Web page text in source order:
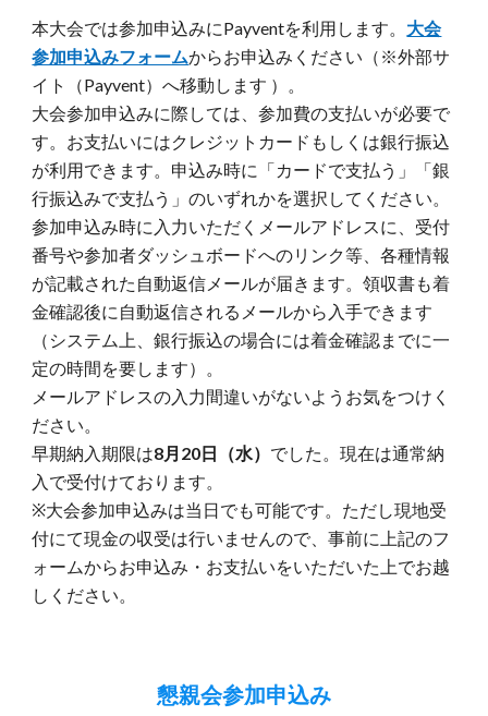
本大会では参加申込みにPayventを利用します。 大会
参加申込みフォームからお申込みください（※外部サ
イト（Payvent）へ移動します ）。
大会参加申込みに際しては、参加費の支払いが必要で
す。お支払いにはクレジットカードもしくは銀行振込
が利用できます。申込み時に「カードで支払う」「銀
行振込みで支払う」のいずれかを選択してください。
参加申込み時に入力いただくメールアドレスに、受付
番号や参加者ダッシュボードへのリンク等、各種情報
が記載された自動返信メールが届きます。領収書も着
金確認後に自動返信されるメールから入手できます
（システム上、銀行振込の場合には着金確認までに一
定の時間を要します）。
メールアドレスの入力間違いがないようお気をつけく
ださい。
早期納入期限は8月20日（水） でした。現在は通常納
入 で受付けております。
※大会参加申込みは当日でも可能です。ただし現地受
付にて現金の収受は行いませんので、事前に上記のフ
ォームからお申込み・お支払いをいただいた上でお越
しください。
懇親会参加申込み